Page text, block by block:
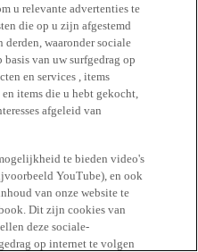
u relevante advertenties te
die op u zijn afgestemd
derden, waaronder sociale
van uw surfgedrag op
en services , items
items die u hebt gekocht,
afgeleid van
te bieden video's
YouTube), en ook
van onze website te
Dit zijn cookies van
deze sociale-
op internet te volgen